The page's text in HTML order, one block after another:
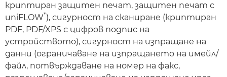
криптиран защитен печат, защитен печат с
uniFLOW*), сигурност на сканиране (криптиран
PDF, PDF/XPS с цифров подпис на
устройството), сигурност на изпращане на
данни (ограничаване на изпращането на имейл/
файл, потвърждаване на номер на факс,